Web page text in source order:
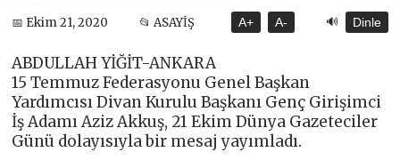
📅 Ekim 21, 2020 📂 ASAYİŞ A+ A- 🔊 Dinle
ABDULLAH YİĞİT-ANKARA
15 Temmuz Federasyonu Genel Başkan
Yardımcısı Divan Kurulu Başkanı Genç Girişimci
İş Adamı Aziz Akkuş, 21 Ekim Dünya Gazeteciler
Günü dolayısıyla bir mesaj yayımladı.